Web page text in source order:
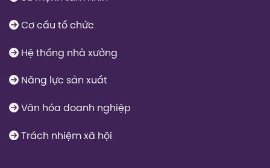
Cơ cấu tổ chức
Hệ thống nhà xưởng
Năng lực sản xuất
Văn hóa doanh nghiệp
Trách nhiệm xã hội